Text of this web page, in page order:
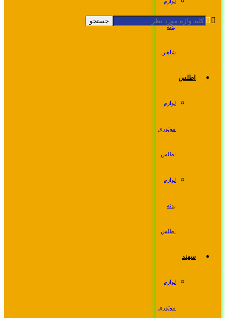
جستجو
بدنه
شاهین
اطلس
لوازم
موتوری
اطلس
لوازم
بدنه
اطلس
سهند
لوازم
موتوری